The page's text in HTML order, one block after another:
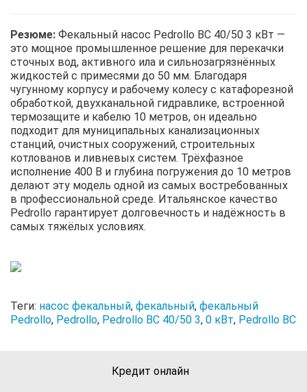
Резюме: Фекальный насос Pedrollo BC 40/50 3 кВт —
это мощное промышленное решение для перекачки
сточных вод, активного ила и сильнозагрязнённых
жидкостей с примесями до 50 мм. Благодаря
чугунному корпусу и рабочему колесу с катафорезной
обработкой, двухканальной гидравлике, встроенной
термозащите и кабелю 10 метров, он идеально
подходит для муниципальных канализационных
станций, очистных сооружений, строительных
котлованов и ливневых систем. Трёхфазное
исполнение 400 В и глубина погружения до 10 метров
делают эту модель одной из самых востребованных
в профессиональной среде. Итальянское качество
Pedrollo гарантирует долговечность и надёжность в
самых тяжёлых условиях.
Теги: насос фекальный, фекальный, фекальный
Pedrollo, Pedrollo, Pedrollo BC 40/50 3, 0 кВт, Pedrollo BC
Кредит онлайн